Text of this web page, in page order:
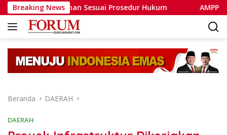
Langsung
ke
konten
Breaking News
Lahan Sesuai Prosedur Hukum AMPP Desak
Beranda DAERAH
DAERAH